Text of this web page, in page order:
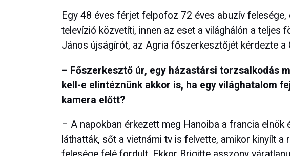
Egy 48 éves férjet felpofoz 72 éves abuzív felesége,
televízió közvetíti, innen az eset a világhálón a teljes
János újságírót, az Agria főszerkesztőjét kérdezte a
– Főszerkesztő úr, egy házastársi torzsalkodás
kell-e elintéznünk akkor is, ha egy világhatalom
kamera előtt?
– A napokban érkezett meg Hanoiba a francia elnök
láthatták, sőt a vietnámi tv is felvette, amikor kinyílt a